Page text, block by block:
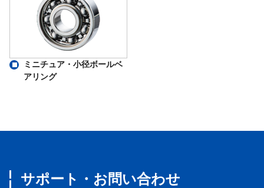
ミニチュア・小径ボールベ
アリング
サポート・お問い合わせ